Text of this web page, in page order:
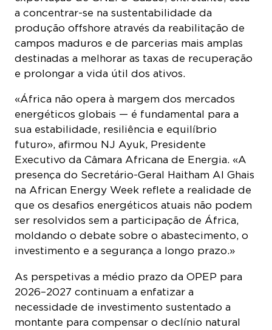
a concentrar-se na sustentabilidade da
produção offshore através da reabilitação de
campos maduros e de parcerias mais amplas
destinadas a melhorar as taxas de recuperação
e prolongar a vida útil dos ativos.
«África não opera à margem dos mercados
energéticos globais — é fundamental para a
sua estabilidade, resiliência e equilíbrio
futuro», afirmou NJ Ayuk, Presidente
Executivo da Câmara Africana de Energia. «A
presença do Secretário-Geral Haitham Al Ghais
na African Energy Week reflete a realidade de
que os desafios energéticos atuais não podem
ser resolvidos sem a participação de África,
moldando o debate sobre o abastecimento, o
investimento e a segurança a longo prazo.»
As perspetivas a médio prazo da OPEP para
2026–2027 continuam a enfatizar a
necessidade de investimento sustentado a
montante para compensar o declínio natural